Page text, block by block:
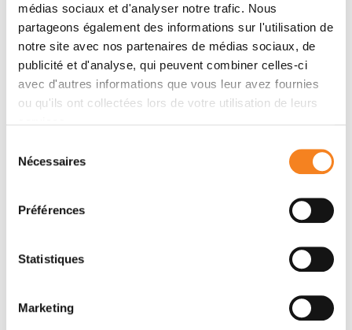
médias sociaux et d'analyser notre trafic. Nous
partageons également des informations sur l'utilisation de
notre site avec nos partenaires de médias sociaux, de
publicité et d'analyse, qui peuvent combiner celles-ci
avec d'autres informations que vous leur avez fournies
ou qu'ils ont collectées lors de votre utilisation de leurs
Nécessaires
Préférences
Statistiques
Marketing
Auteurs
Björn Grüning, John Chilton, Johannes Köster, Ryan
Dale, Nicola Soranzo, Marius van den Beek, Jeremy
Goecks, Rolf Backofen, Anton Nekrutenko, James